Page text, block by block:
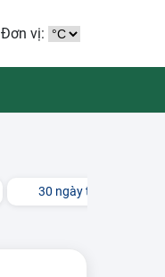
Đơn vị:
30 ngày tới